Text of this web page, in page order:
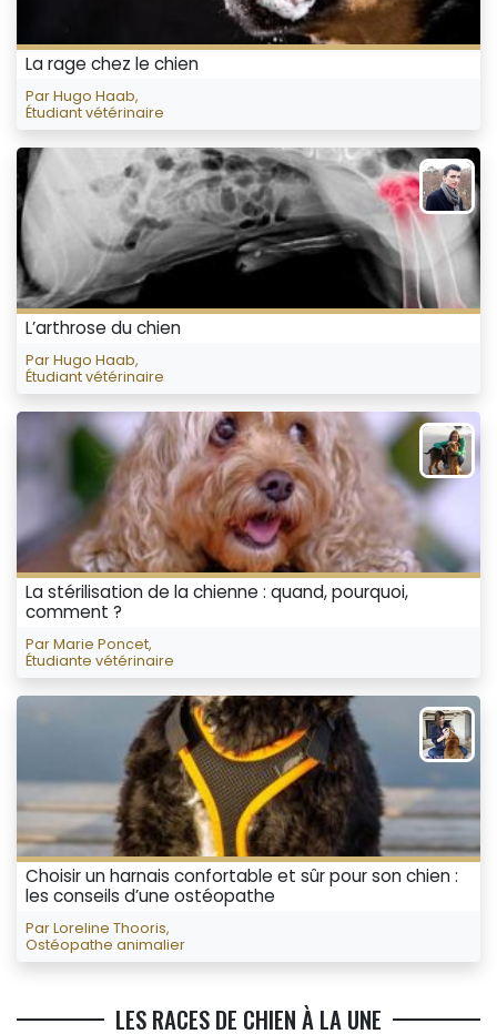
La rage chez le chien
Par Hugo Haab,
Étudiant vétérinaire
L’arthrose du chien
Par Hugo Haab,
Étudiant vétérinaire
La stérilisation de la chienne : quand, pourquoi,
comment ?
Par Marie Poncet,
Étudiante vétérinaire
Choisir un harnais confortable et sûr pour son chien :
les conseils d’une ostéopathe
Par Loreline Thooris,
Ostéopathe animalier
LES RACES DE CHIEN À LA UNE